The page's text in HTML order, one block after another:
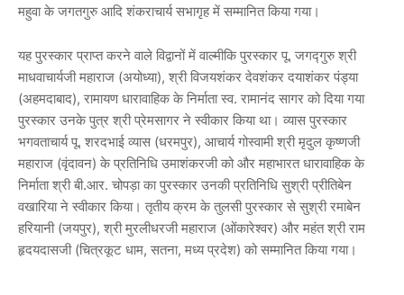
महुवा के जगतगुरु आदि शंकराचार्य सभागृह में सम्मानित किया गया।
यह पुरस्कार प्राप्त करने वाले विद्वानों में वाल्मीकि पुरस्कार पू. जगद्गुरु श्री
माधवाचार्यजी महाराज (अयोध्या), श्री विजयशंकर देवशंकर दयाशंकर पंड्या
(अहमदाबाद), रामायण धारावाहिक के निर्माता स्व. रामानंद सागर को दिया गया
पुरस्कार उनके पुत्र श्री प्रेमसागर ने स्वीकार किया था। व्यास पुरस्कार
भगवताचार्य पू. शरदभाई व्यास (धरमपुर), आचार्य गोस्वामी श्री मृदुल कृष्णजी
महाराज (वृंदावन) के प्रतिनिधि उमाशंकरजी को और महाभारत धारावाहिक के
निर्माता श्री बी.आर. चोपड़ा का पुरस्कार उनकी प्रतिनिधि सुश्री प्रीतिबेन
वखारिया ने स्वीकार किया। तृतीय क्रम के तुलसी पुरस्कार से सुश्री रमाबेन
हरियानी (जयपुर), श्री मुरलीधरजी महाराज (ओंकारेश्वर) और महंत श्री राम
हृदयदासजी (चित्रकूट धाम, सतना, मध्य प्रदेश) को सम्मानित किया गया।